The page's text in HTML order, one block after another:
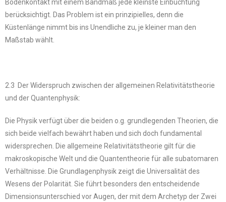
Bodenkontakt mit einem Bandmaß jede kleinste Einbuchtung
berücksichtigt. Das Problem ist ein prinzipielles, denn die
Küstenlänge nimmt bis ins Unendliche zu, je kleiner man den
Maßstab wählt.
2.3 Der Widerspruch zwischen der allgemeinen Relativitätstheorie
und der Quantenphysik:
Die Physik verfügt über die beiden o.g. grundlegenden Theorien, die
sich beide vielfach bewährt haben und sich doch fundamental
widersprechen. Die allgemeine Relativitätstheorie gilt für die
makroskopische Welt und die Quantentheorie für alle subatomaren
Verhältnisse. Die Grundlagenphysik zeigt die Universalität des
Wesens der Polarität. Sie führt besonders den entscheidende
Dimensionsunterschied vor Augen, der mit dem Archetyp der Zwei